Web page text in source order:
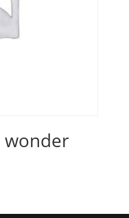
wonder